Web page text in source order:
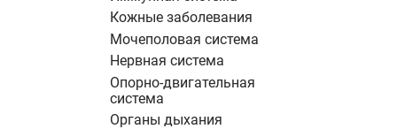
Кожные заболевания
Мочеполовая система
Нервная система
Опорно-двигательная
система
Органы дыхания